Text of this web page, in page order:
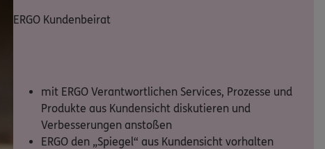
ERGO Kundenbeirat
mit ERGO Verantwortlichen Services, Prozesse und
Produkte aus Kundensicht diskutieren und
Verbesserungen anstoßen
ERGO den „Spiegel“ aus Kundensicht vorhalten